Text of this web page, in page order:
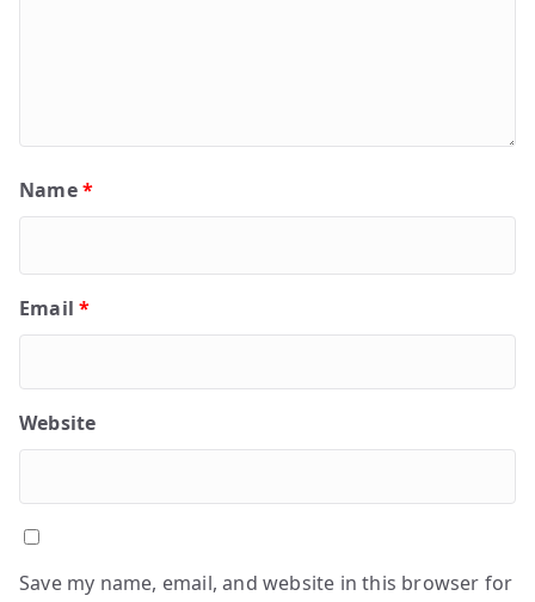
Name*
Email*
Website
Save my name, email, and website in this browser for